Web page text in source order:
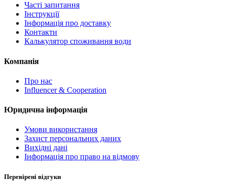
Часті запитання
Інструкції
Інформація про доставку
Контакти
Калькулятор споживання води
Компанія
Про нас
Influencer & Cooperation
Юридична інформація
Умови використання
Захист персональних даних
Вихідні дані
Інформація про право на відмову
Перевірені відгуки